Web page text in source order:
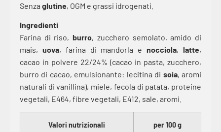
Senza glutine, OGM e grassi idrogenati.
Ingredienti
Farina di riso,burro, zucchero semolato, amido di
mais, uova, farina di mandorla enocciola,latte,
cacao in polvere 22/24% (cacao in pasta, zucchero,
burro di cacao, emulsionante: lecitina di soia, aromi
naturali di vanillina), miele, fecola di patata, proteine
vegetali, E464, fibre vegetali, E412, sale, aromi.
Valori nutrizionali per 100 g